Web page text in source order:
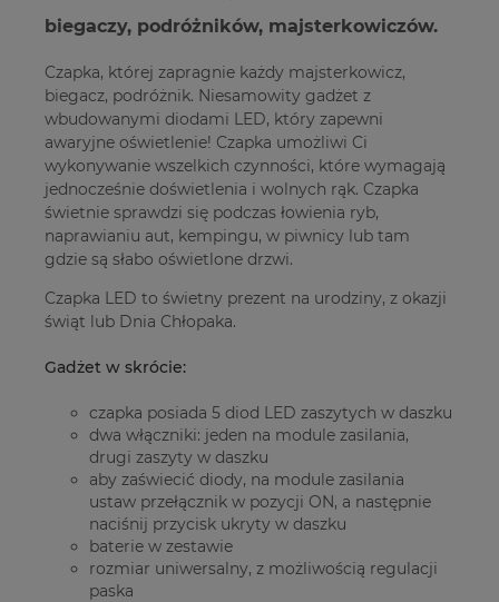
biegaczy, podróżników, majsterkowiczów.
Czapka, której zapragnie każdy majsterkowicz,
biegacz, podróżnik. Niesamowity gadżet z
wbudowanymi diodami LED, który zapewni
awaryjne oświetlenie! Czapka umożliwi Ci
wykonywanie wszelkich czynności, które wymagają
jednocześnie doświetlenia i wolnych rąk. Czapka
świetnie sprawdzi się podczas łowienia ryb,
naprawianiu aut, kempingu, w piwnicy lub tam
gdzie są słabo oświetlone drzwi.
Czapka LED to świetny prezent na urodziny, z okazji
świąt lub Dnia Chłopaka.
Gadżet w skrócie:
czapka posiada 5 diod LED zaszytych w daszku
dwa włączniki: jeden na module zasilania,
drugi zaszyty w daszku
aby zaświecić diody, na module zasilania
ustaw przełącznik w pozycji ON, a następnie
naciśnij przycisk ukryty w daszku
baterie w zestawie
rozmiar uniwersalny, z możliwością regulacji
paska